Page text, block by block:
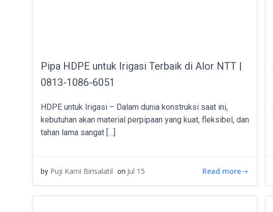
Pipa HDPE untuk Irigasi Terbaik di Alor NTT |
0813-1086-6051
HDPE untuk Irigasi – Dalam dunia konstruksi saat ini,
kebutuhan akan material perpipaan yang kuat, fleksibel, dan
tahan lama sangat […]
by Puji Kami Birisalatil on Jul 15 Read more